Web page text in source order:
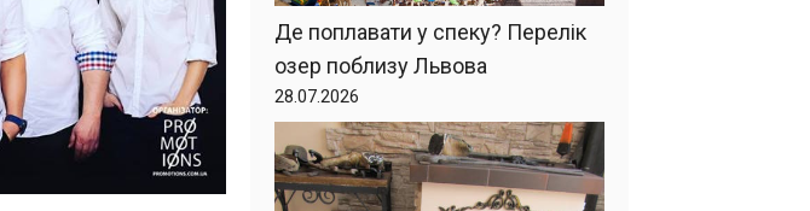
Де поплавати у спеку? Перелік
озер поблизу Львова
28.07.2026